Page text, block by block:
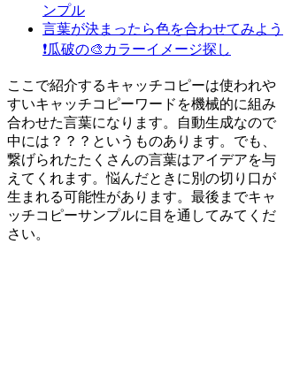
ンプル
言葉が決まったら色を合わせてみよう
❗瓜破の🎨カラーイメージ探し
ここで紹介するキャッチコピーは使われや
すいキャッチコピーワードを機械的に組み
合わせた言葉になります。自動生成なので
中には？？？というものあります。でも、
繋げられたたくさんの言葉はアイデアを与
えてくれます。悩んだときに別の切り口が
生まれる可能性があります。最後までキャ
ッチコピーサンプルに目を通してみてくだ
さい。